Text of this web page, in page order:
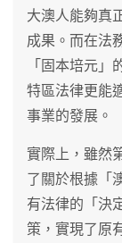
大澳人能夠真
成果。而在法
「固本培元
特區法律更能
事業的發展。
實際上，雖然
了關於根據「
有法律的「決
策，實現了原